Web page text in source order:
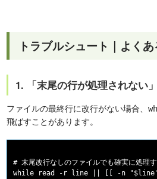
トラブルシュート｜よく
1. 「末尾の行が処理されない
ファイルの最終行に改行がない場合、
飛ばすことがあります。
# 末尾改行なしのファイルでも確実に処理
while read -r line || [[ -n